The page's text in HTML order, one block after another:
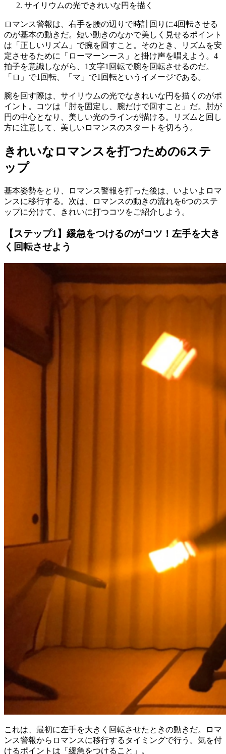
サイリウムの光できれいな円を描く
ロマンス警報は、右手を腰の辺りで時計回りに4回転させる
のが基本の動きだ。短い動きのなかで美しく見せるポイント
は「正しいリズム」で腕を回すこと。そのとき、リズムを安
定させるために「ローマーンース」と掛け声を唱えよう。4
拍子を意識しながら、1文字1回転で腕を回転させるのだ。
「ロ」で1回転、「マ」で1回転というイメージである。
腕を回す際は、サイリウムの光でなきれいな円を描くのがポ
イント。コツは「肘を固定し、腕だけで回すこと」だ。肘が
円の中心となり、美しい光のラインが描ける。リズムと回し
方に注意して、美しいロマンスのスタートを切ろう。
きれいなロマンスを打つための6ステ
ップ
基本姿勢をとり、ロマンス警報を打った後は、いよいよロマ
ンスに移行する。次は、ロマンスの動きの流れを6つのステ
ップに分けて、きれいに打つコツをご紹介しよう。
【ステップ1】緩急をつけるのがコツ！左手を大き
く回転させよう
これは、最初に左手を大きく回転させたときの動きだ。ロマ
ンス警報からロマンスに移行するタイミングで行う。気を付
けるポイントは「緩急をつけること」。